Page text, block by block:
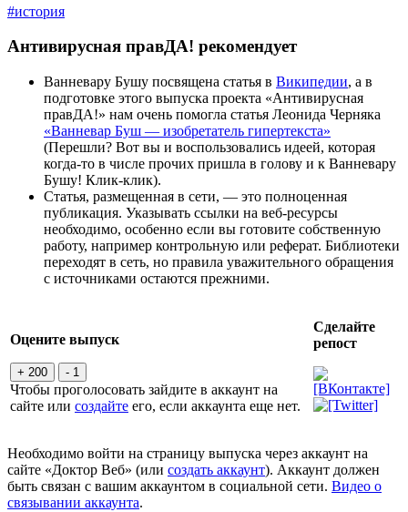
#история
Антивирусная правДА! рекомендует
Ванневару Бушу посвящена статья в Википедии, а в
подготовке этого выпуска проекта «Антивирусная
правДА!» нам очень помогла статья Леонида Черняка
«Ванневар Буш — изобретатель гипертекста»
(Перешли? Вот вы и воспользовались идеей, которая
когда-то в числе прочих пришла в голову и к Ванневару
Бушу! Клик-клик).
Статья, размещенная в сети, — это полноценная
публикация. Указывать ссылки на веб-ресурсы
необходимо, особенно если вы готовите собственную
работу, например контрольную или реферат. Библиотеки
переходят в сеть, но правила уважительного обращения
с источниками остаются прежними.
Оцените выпуск
+ 200 - 1
Чтобы проголосовать зайдите в аккаунт на
сайте или создайте его, если аккаунта еще нет.
Сделайте
репост
Необходимо войти на страницу выпуска через аккаунт на
сайте «Доктор Веб» (или создать аккаунт). Аккаунт должен
быть связан с вашим аккаунтом в социальной сети. Видео о
связывании аккаунта.